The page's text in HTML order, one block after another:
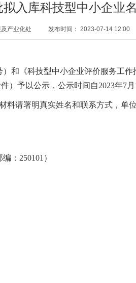
入库科技型中小企业
产业化处 发布时间： 2023-07-14 12:00
和《科技型中小企业评价服务工作
予以公示，公示时间自2023年7月
料请署明真实姓名和联系方式，单
：250101）